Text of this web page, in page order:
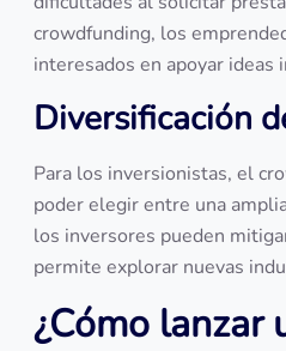
crowdfunding, los
interesados en apoyar ideas
Diversificación
Para los inversionistas, el
poder elegir entre una
los inversores pueden
permite explorar nuevas
¿Cómo lanzar